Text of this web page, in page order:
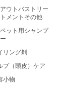
アウトバストリー
トメントその他
ペット用シャンプ
ー
リング剤
プ（頭皮）ケア
小物